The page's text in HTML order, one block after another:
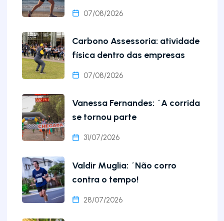
07/08/2026
Carbono Assessoria: atividade
física dentro das empresas
07/08/2026
Vanessa Fernandes: ´A corrida
se tornou parte
31/07/2026
Valdir Muglia: ´Não corro
contra o tempo!
28/07/2026